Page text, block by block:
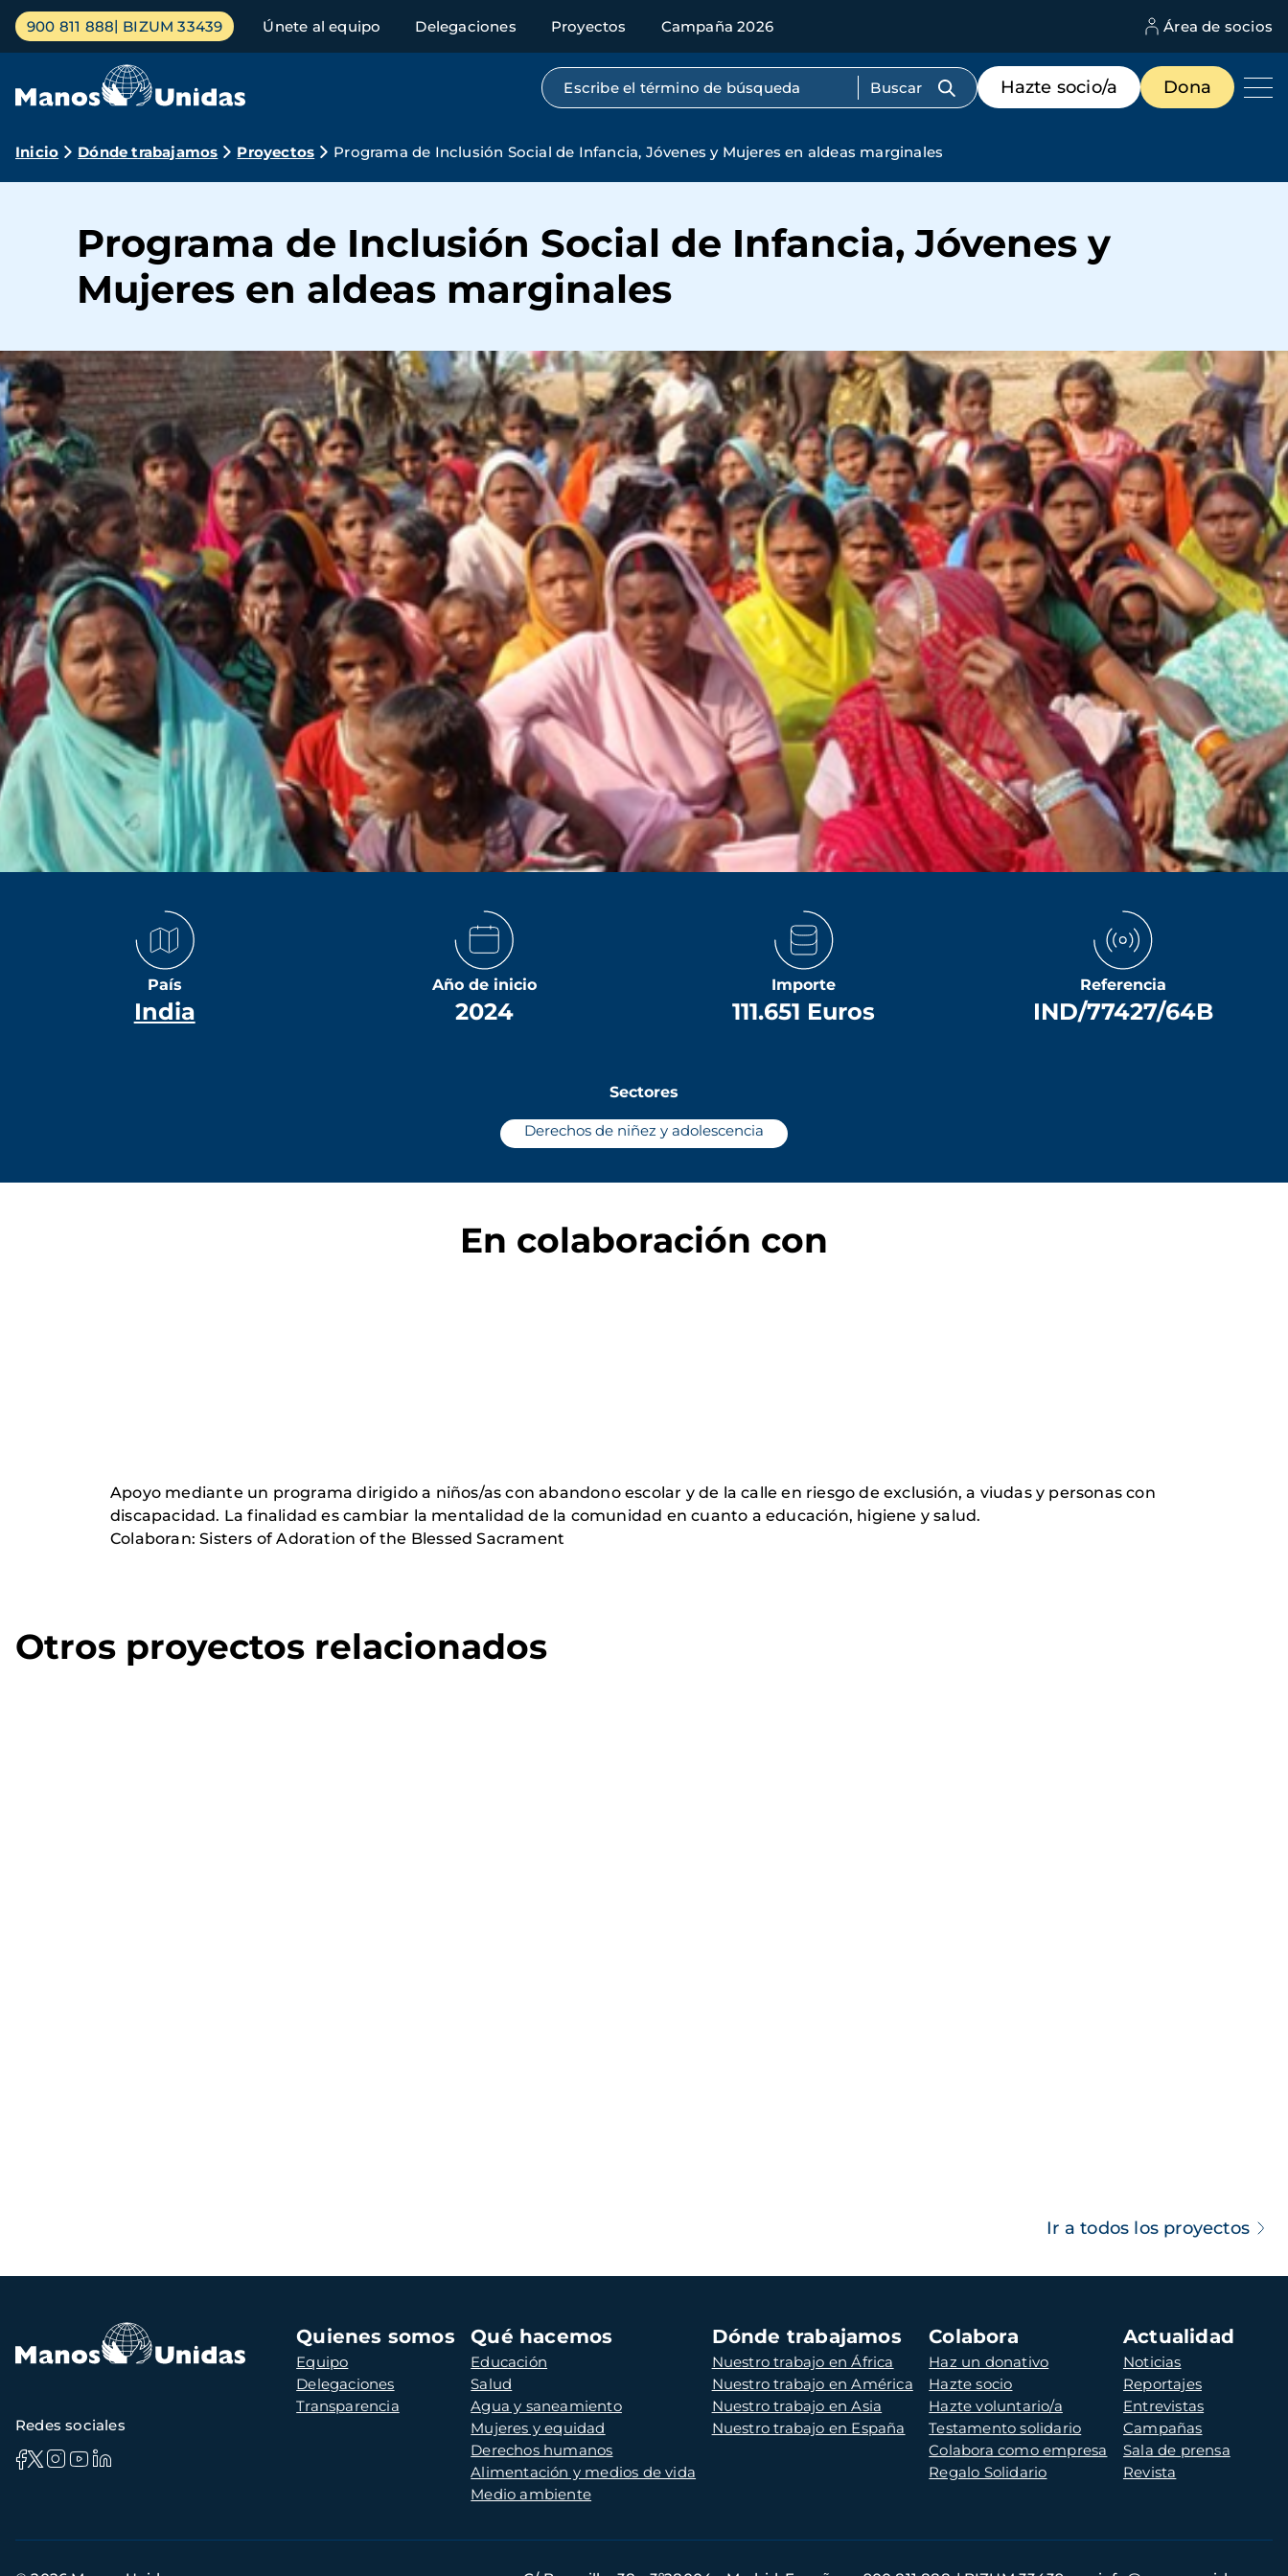
Pasar
contenido
Menú
principal
900 811 888 BIZUM 33439 Únete al equipo Delegaciones Proyectos Campaña 2026 Área de socios
Búsqueda por texto completo
Menú
de
destacados
Hazte socio/a Dona
Ruta
navegación
Inicio Dónde trabajamos Proyectos Programa de Inclusión Social de Infancia, Jóvenes y Mujeres en aldeas marginales
Programa de Inclusión Social de Infancia, Jóvenes y
Mujeres en aldeas marginales
País
India
Año de inicio
2024
Importe
111.651 Euros
Referencia
IND/77427/64B
Sectores
Derechos de niñez y adolescencia
En colaboración con
Apoyo mediante un programa dirigido a niños/as con abandono escolar y de la calle en riesgo de exclusión, a viudas y personas con
discapacidad. La finalidad es cambiar la mentalidad de la comunidad en cuanto a educación, higiene y salud.
Colaboran: Sisters of Adoration of the Blessed Sacrament
Otros proyectos relacionados
Ir a todos los proyectos
Navegación
principal
Quienes somos
Equipo
Delegaciones
Transparencia
Qué hacemos
Educación
Salud
Agua y saneamiento
Mujeres y equidad
Derechos humanos
Alimentación y medios de vida
Medio ambiente
Dónde trabajamos
Nuestro trabajo en África
Nuestro trabajo en América
Nuestro trabajo en Asia
Nuestro trabajo en España
Colabora
Haz un donativo
Hazte socio
Hazte voluntario/a
Testamento solidario
Colabora como empresa
Regalo Solidario
Actualidad
Noticias
Reportajes
Entrevistas
Campañas
Sala de prensa
Revista
Redes sociales